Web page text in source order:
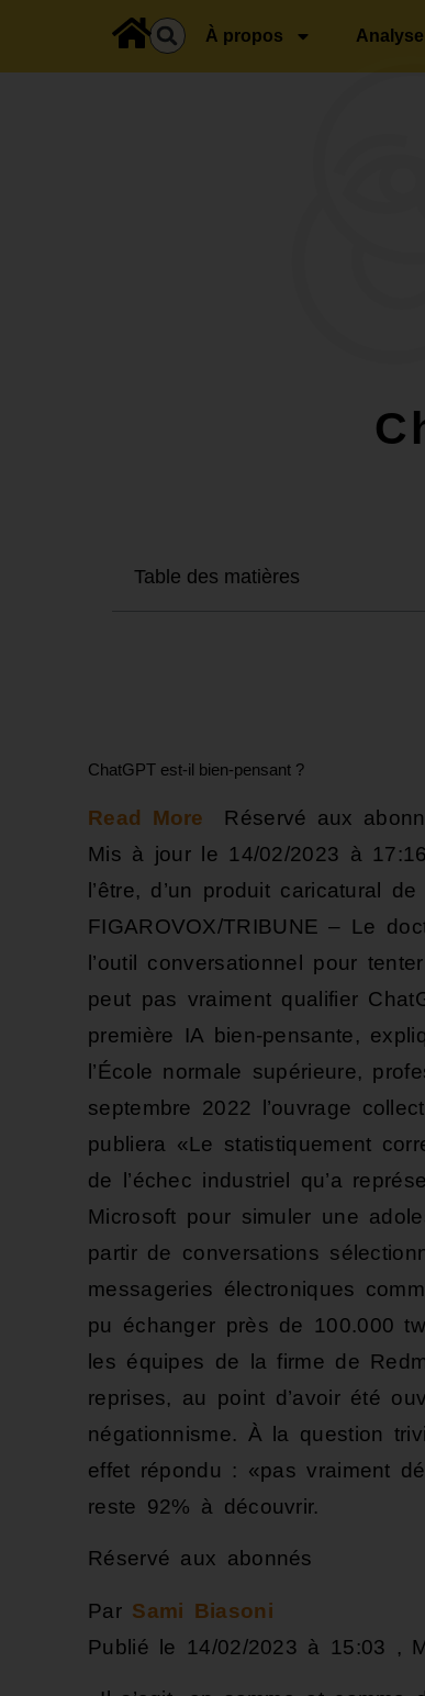
À propos
Table des matières
ChatGPT est-il bien-pensant ?
Read More Réservé aux
Mis à jour le 14/02/2023 à
l’être, d’un produit caricatural
FIGAROVOX/TRIBUNE – Le
l’outil conversationnel pour
peut pas vraiment qualifier
première IA bien-pensante,
l’École normale supérieure,
septembre 2022 l’ouvrage
publiera «Le statistiquement
de l’échec industriel qu’a
Microsoft pour simuler une
partir de conversations
messageries électroniques
pu échanger près de 100.000
les équipes de la firme de
reprises, au point d’avoir été
négationnisme. À la question
effet répondu : «pas vraiment
reste 92% à découvrir.
Réservé aux abonnés
Par Sami Biasoni
Publié le 14/02/2023 à 15:03 ,